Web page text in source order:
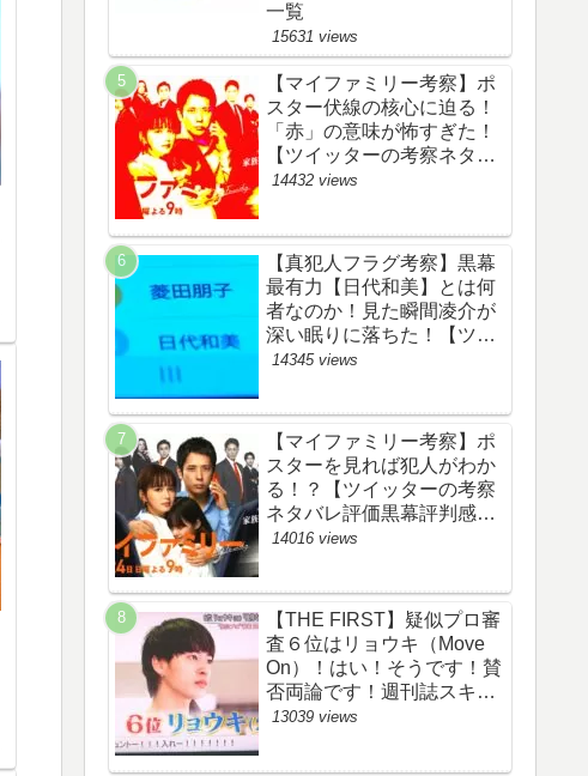
一覧
15631 views
【マイファミリー考察】ポ
スター伏線の核心に迫る！
「赤」の意味が怖すぎた！
【ツイッターの考察ネタバ
レ評価黒幕評判感想批判原
14432 views
【真犯人フラグ考察】黒幕
最有力【日代和美】とは何
者なのか！見た瞬間凌介が
深い眠りに落ちた！【ツイ
ッターの考察ネタバレ感想
14345 views
【マイファミリー考察】ポ
スターを見れば犯人がわか
る！？【ツイッターの考察
ネタバレ評価黒幕評判感想
批判原作犯人キャスト脚本
14016 views
【THE FIRST】疑似プロ審
査６位はリョウキ（Move
On）！はい！そうです！賛
否両論です！週刊誌スキャ
ンダルの件も尾を引いてま
13039 views